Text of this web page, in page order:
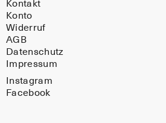
Kontakt
Konto
Widerruf
AGB
Datenschutz
Impressum
Instagram
Facebook